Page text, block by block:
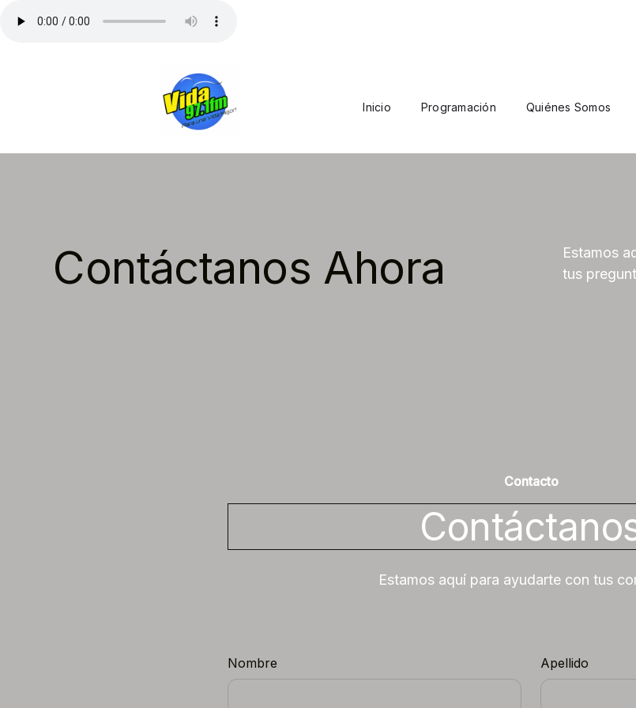
Inicio Programación Quiénes Somos
Contáctanos Ahora
Estamos
tus
Contacto
Estamos aquí para ayudarte con tus
Nombre Apellido